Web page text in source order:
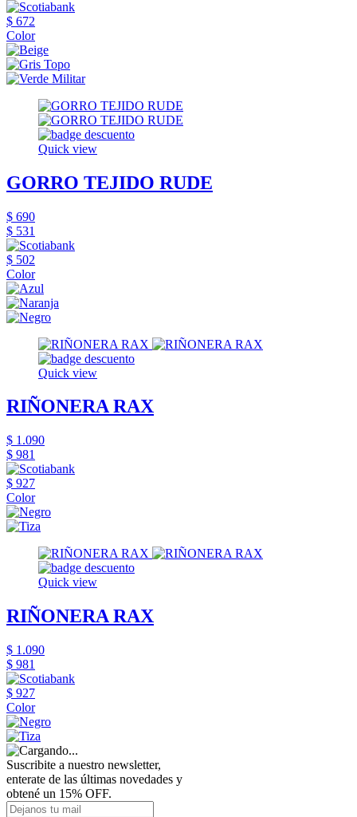
$ 672
Color
Quick view
GORRO TEJIDO RUDE
$ 690
$ 531
$ 502
Color
Quick view
RIÑONERA RAX
$ 1.090
$ 981
$ 927
Color
Quick view
RIÑONERA RAX
$ 1.090
$ 981
$ 927
Color
Suscribite a nuestro newsletter,
enterate de las últimas novedades y
obtené un 15% OFF.